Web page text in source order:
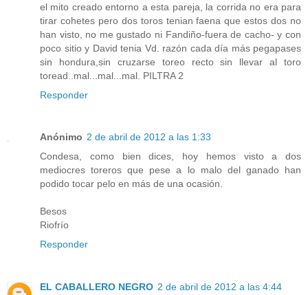
el mito creado entorno a esta pareja, la corrida no era para
tirar cohetes pero dos toros tenian faena que estos dos no
han visto, no me gustado ni Fandiño-fuera de cacho- y con
poco sitio y David tenia Vd. razón cada día más pegapases
sin hondura,sin cruzarse toreo recto sin llevar al toro
toread..mal...mal...mal. PILTRA 2
Responder
Anónimo 2 de abril de 2012 a las 1:33
Condesa, como bien dices, hoy hemos visto a dos
mediocres toreros que pese a lo malo del ganado han
podido tocar pelo en más de una ocasión.
Besos
Riofrío
Responder
EL CABALLERO NEGRO 2 de abril de 2012 a las 4:44